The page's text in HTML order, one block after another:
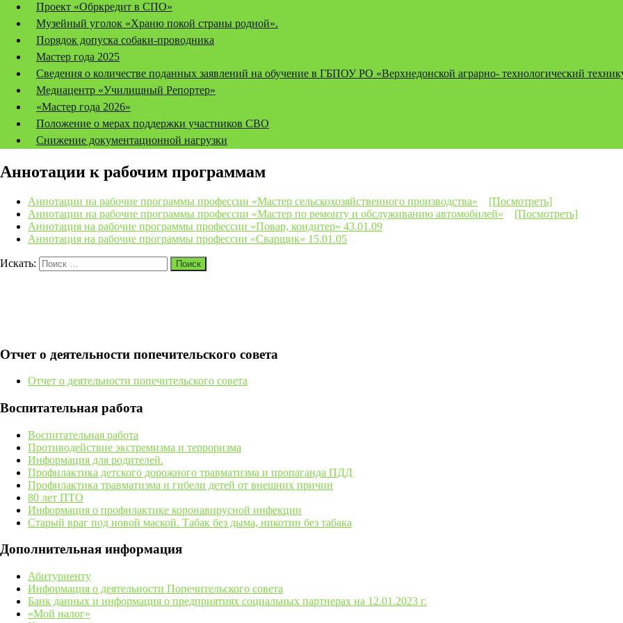
Проект «Обркредит в СПО»
Музейный уголок «Храню покой страны родной».
Порядок допуска собаки-проводника
Мастер года 2025
Сведения о количестве поданных заявлений на обучение в ГБПОУ РО «Верхнедонской аграрно- технологический
Медиацентр «Училищный Репортер»
«Мастер года 2026»
Положение о мерах поддержки участников СВО
Снижение документационной нагрузки
Аннотации к рабочим программам
Аннотации на рабочие программы профессии «Мастер сельскохозяйственного производства»
[Посмотреть]
Аннотации на рабочие программы профессии «Мастер по ремонту и обслуживанию автомобилей»
[Посмотреть]
Аннотация на рабочие программы профессии «Повар, кондитер» 43.01.09
Аннотация на рабочие программы профессии «Сварщик» 15.01.05
Искать: Поиск
Отчет о деятельности попечительского совета
Отчет о деятельности попечительского совета
Воспитательная работа
Воспитательная работа
Противодействие экстремизма и терроризма
Информация для родителей.
Профилактика детского дорожного травматизма и пропаганда ПДД
Профилактика травматизма и гибели детей от внешних причин
80 лет ПТО
Информация о профилактике коронавирусной инфекции
Старый враг под новой маской. Табак без дыма, никотин без табака
Дополнительная информация
Абитуриенту
Информация о деятельности Попечительского совета
Банк данных и информация о предприятиях социальных партнерах на 12.01.2023 г.
«Мой налог»